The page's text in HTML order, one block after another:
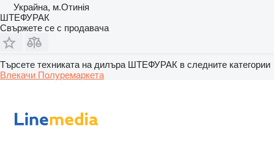
Украйна, м.Отинія
ШТЕФУРАК
Свържете се с продавача
Търсете техниката на дилъра ШТЕФУРАК в следните категории
Влекачи Полуремаркета